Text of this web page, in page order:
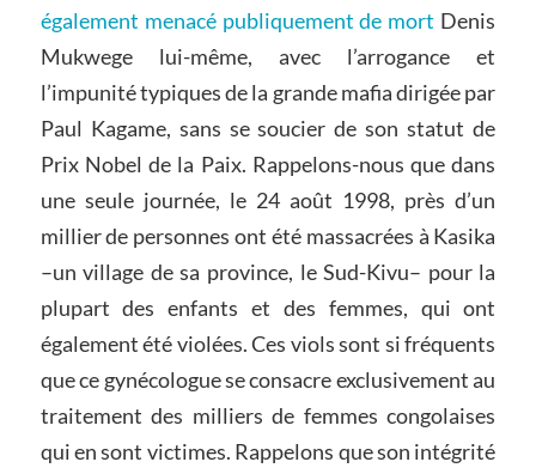
également menacé publiquement de mort Denis
Mukwege lui-même, avec l’arrogance et
l’impunité typiques de la grande mafia dirigée par
Paul Kagame, sans se soucier de son statut de
Prix Nobel de la Paix. Rappelons-nous que dans
une seule journée, le 24 août 1998, près d’un
millier de personnes ont été massacrées à Kasika
–un village de sa province, le Sud-Kivu– pour la
plupart des enfants et des femmes, qui ont
également été violées. Ces viols sont si fréquents
que ce gynécologue se consacre exclusivement au
traitement des milliers de femmes congolaises
qui en sont victimes. Rappelons que son intégrité